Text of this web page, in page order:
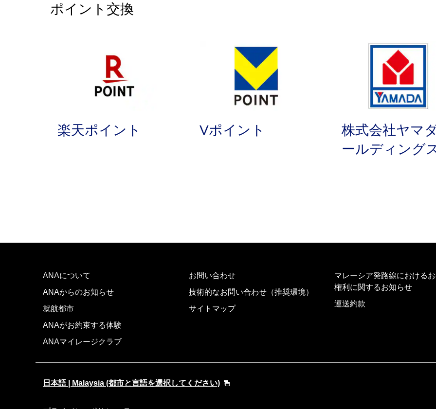
ポイント交換
楽天ポイント Vポイント
株式会社ヤマ
ールディング
ANAについて
ANAからのお知らせ
就航都市
ANAがお約束する体験
ANAマイレージクラブ
お問い合わせ
技術的なお問い合わせ（推奨環境）
サイトマップ
マレーシア発路線における
権利に関するお知らせ
運送約款
日本語 | Malaysia (都市と言語を選択してください)